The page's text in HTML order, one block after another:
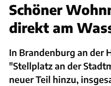
Schöner
direkt am
In Brandenburg an der
"Stellplatz an der
neuer Teil hinzu,